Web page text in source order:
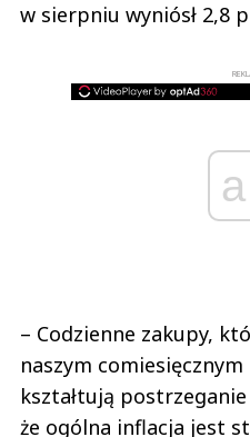
w sierpniu wyniósł 2,8
– Codzienne zakupy,
naszym
kształtują
że ogólna inflacja jest